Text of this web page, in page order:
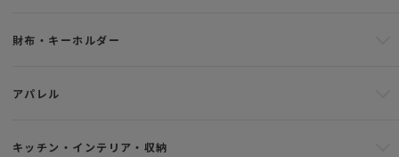
財布・キーホルダー
アパレル
キッチン・インテリア・収納